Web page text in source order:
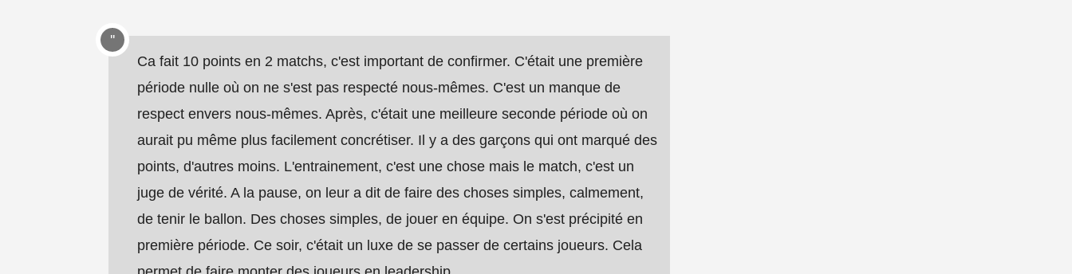
Ca fait 10 points en 2 matchs, c'est important de confirmer. C'était une première
période nulle où on ne s'est pas respecté nous-mêmes. C'est un manque de
respect envers nous-mêmes. Après, c'était une meilleure seconde période où on
aurait pu même plus facilement concrétiser. Il y a des garçons qui ont marqué des
points, d'autres moins. L'entrainement, c'est une chose mais le match, c'est un
juge de vérité. A la pause, on leur a dit de faire des choses simples, calmement,
de tenir le ballon. Des choses simples, de jouer en équipe. On s'est précipité en
première période. Ce soir, c'était un luxe de se passer de certains joueurs. Cela